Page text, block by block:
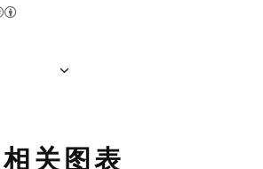
知识共享许可协议 署名 4.0 国际 (CC BY
相关图表